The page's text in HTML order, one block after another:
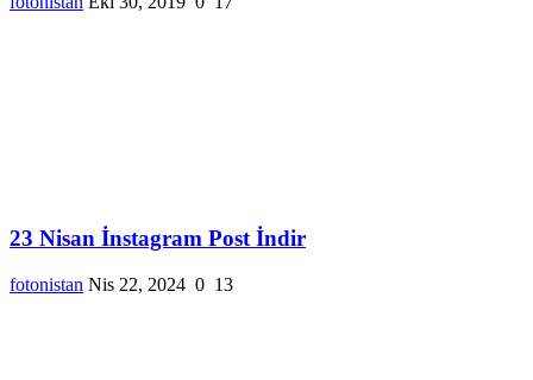
23 Nisan İnstagram Post İndir
fotonistan Nis 22, 2024 0 13